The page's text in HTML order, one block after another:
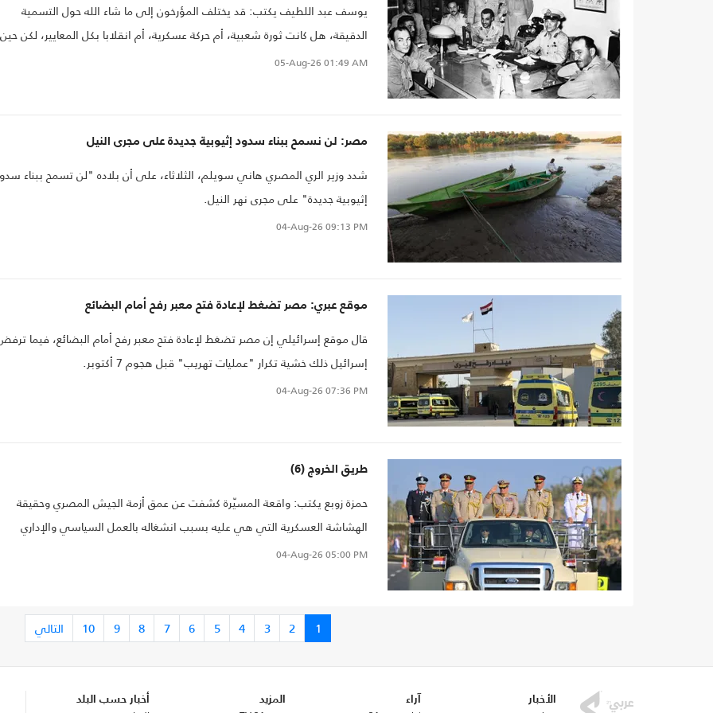
يوسف عبد اللطيف يكتب: قد يختلف المؤرخون إلى ما شاء الله حول التسمية
الدقيقة، هل كانت ثورة شعبية، أم حركة عسكرية، أم انقلابا بكل المعايير، لكن حين
تقاس اللحظة بنتائجها، لا بشعاراتها، بمصير من صنعها أولا، وبثمن قراراتها لاحقا،
ديمقراطيا وليدا، وعزل البلاد عن محيطها، وأثقل كاهل جيشها واقتصادها بأثمان لا
تزال تدفع حتى اليوم
05-Aug-26 01:49 AM
مصر: لن نسمح ببناء سدود إثيوبية جديدة على مجرى النيل
شدد وزير الري المصري هاني سويلم، الثلاثاء، على أن بلاده "لن تسمح ببناء
إثيوبية جديدة" على مجرى نهر النيل.
04-Aug-26 09:13 PM
موقع عبري: مصر تضغط لإعادة فتح معبر رفح أمام البضائع
قال موقع إسرائيلي إن مصر تضغط لإعادة فتح معبر رفح أمام البضائع، فيما
إسرائيل ذلك خشية تكرار "عمليات تهريب" قبل هجوم 7 أكتوبر.
04-Aug-26 07:36 PM
طريق الخروج (6)
حمزة زوبع يكتب: واقعة المسيّرة كشفت عن عمق أزمة الجيش المصري وحقيقة
الهشاشة العسكرية التي هي عليه بسبب انشغاله بالعمل السياسي والإداري
والاقتصادي. ورغم مرور عدة أيام لم نسمع صوت الجيش ممثلا في وزير دفاعه أو
04-Aug-26 05:00 PM
1
2
3
4
5
6
7
8
9
10 التالي
الأخبار آراء المزيد أخبار حسب البلد